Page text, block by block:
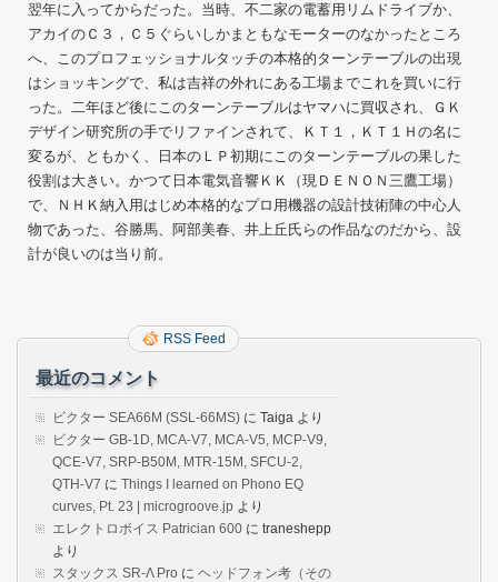
翌年に入ってからだった。当時、不二家の電蓄用リムドライブか、
アカイのＣ３，Ｃ５ぐらいしかまともなモーターのなかったところ
へ、このプロフェッショナルタッチの本格的ターンテーブルの出現
はショッキングで、私は吉祥の外れにある工場までこれを買いに行
った。二年ほど後にこのターンテーブルはヤマハに買収され、ＧＫ
デザイン研究所の手でリファインされて、ＫＴ１，ＫＴ１Ｈの名に
変るが、ともかく、日本のＬＰ初期にこのターンテーブルの果した
役割は大きい。かつて日本電気音響ＫＫ（現ＤＥＮＯＮ三鷹工場）
で、ＮＨＫ納入用はじめ本格的なプロ用機器の設計技術陣の中心人
物であった、谷勝馬、阿部美春、井上丘氏らの作品なのだから、設
計が良いのは当り前。
RSS Feed
最近のコメント
ビクター SEA66M (SSL-66MS) に Taiga より
ビクター GB-1D, MCA-V7, MCA-V5, MCP-V9,
QCE-V7, SRP-B50M, MTR-15M, SFCU-2,
QTH-V7 に Things I learned on Phono EQ
curves, Pt. 23 | microgroove.jp より
エレクトロボイス Patrician 600 に traneshepp
より
スタックス SR-Λ Pro に ヘッドフォン考（その